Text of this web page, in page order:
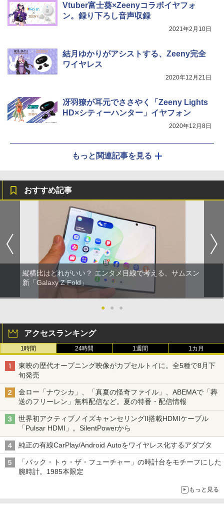
Vtuber富士葵×Zeenyコラボイヤフォ
ン。録り下ろし音声収録
2021年2月10日
結月ゆかりがアシストする、Zeeny完全
ワイヤレス
2020年12月21日
冴羽獠が耳元でささやく「Zeeny Lights
HD×シティーハンター」イヤフォン
2020年12月8日
もっと関連記事を見る
おすすめ記事
縦横比はどれがいい？ エンタメ目線で考える、サムスン
新「Galaxy Z Fold」
● ● ●
アクセスランキング
1時間 24時間 1週間 1カ月
東映の歴代オープニング映像がカプセルトイに。全5種で8月下
旬発売
金ロー「ナウシカ」、「真夏の怪奇ファイル」、ABEMAで「葬
送のフリーレン」無料配信など。夏の特番・配信情報
世界初アクティブノイズキャンセリングII搭載HDMIケーブル
「Pulsar HDMI」。SilentPowerから
純正の有線CarPlay/Android Autoをワイヤレス化するアダプタ
「バック・トゥ・ザ・フューチャー」の時計台をモチーフにした
腕時計。1985本限定
もっと見る